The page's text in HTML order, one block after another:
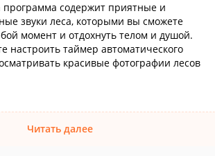
программа содержит приятные и
звуки леса, которыми вы сможете
момент и отдохнуть телом и душой.
настроить таймер автоматического
красивые фотографии лесов
Читать далее